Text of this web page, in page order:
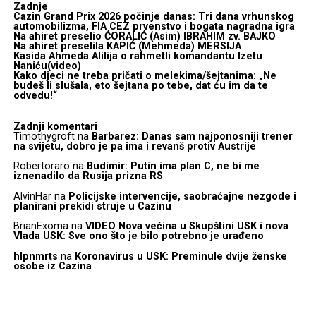
Zadnje
Cazin Grand Prix 2026 počinje danas: Tri dana vrhunskog
automobilizma, FIA CEZ prvenstvo i bogata nagradna igra
Na ahiret preselio ĆORALIĆ (Asim) IBRAHIM zv. BAJKO
Na ahiret preselila KAPIĆ (Mehmeda) MERSIJA
Kasida Ahmeda Alilija o rahmetli komandantu Izetu
Naniću(video)
Kako djeci ne treba pričati o melekima/šejtanima: „Ne
budeš li slušala, eto šejtana po tebe, dat ću im da te
odvedu!“
Zadnji komentari
Timothygroftna Barbarez: Danas sam najponosniji trener
na svijetu, dobro je pa ima i revanš protiv Austrije
Robertoraro na Budimir: Putin ima plan C, ne bi me
iznenadilo da Rusija prizna RS
AlvinHarna Policijske intervencije, saobraćajne nezgode i
planirani prekidi struje u Cazinu
BrianExomana VIDEO Nova većina u Skupštini USK i nova
Vlada USK: Sve ono što je bilo potrebno je urađeno
hlpnmrts na Koronavirus u USK: Preminule dvije ženske
osobe iz Cazina